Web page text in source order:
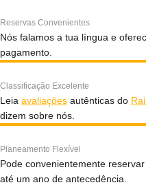
Reservas Convenientes
Nós falamos a tua língua e
pagamento.
Classificação Excelente
Leia avaliações autênticas do
dizem sobre nós.
Planeamento Flexível
Pode convenientemente
até um ano de antecedência.